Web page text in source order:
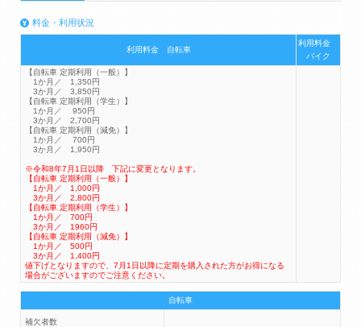
料金・利用状況
利用料金 自転車
利用料金
バイク
【自転車 定期利用（一般）】
1か月／ 1,350円
3か月／ 3,850円
【自転車 定期利用（学生）】
1か月／ 950円
3か月／ 2,700円
【自転車 定期利用（減免）】
1か月／ 700円
3か月／ 1,950円
※令和8年7月1日以降 下記に変更となります。
【自転車 定期利用（一般）】
1か月／ 1,000円
3か月／ 2,800円
【自転車 定期利用（学生）】
1か月／ 700円
3か月／ 1960円
【自転車 定期利用（減免）】
1か月／ 500円
3か月／ 1,400円
値下げとなりますので、7月1日以降に定期を購入された方がお得になる
場合がございますのでご注意ください。
自転車
補欠者数